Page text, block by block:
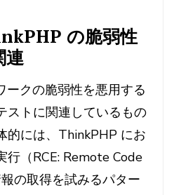
の脆弱性
連
クの脆弱性を悪用する
ストに関連しているもの
的には、ThinkPHP にお
行（RCE: Remote Code
の取得を試みるパター